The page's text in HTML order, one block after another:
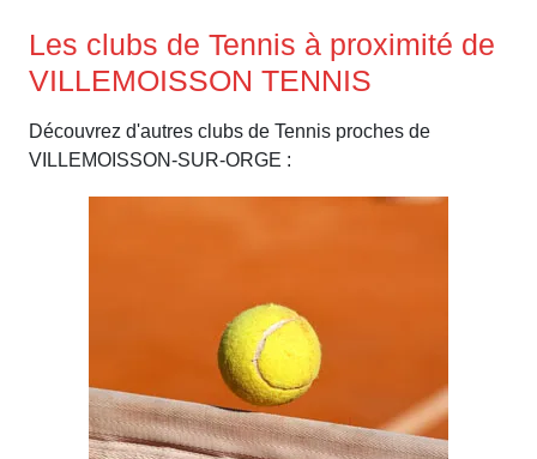
Les clubs de Tennis à proximité de
VILLEMOISSON TENNIS
Découvrez d'autres clubs de Tennis proches de
VILLEMOISSON-SUR-ORGE :